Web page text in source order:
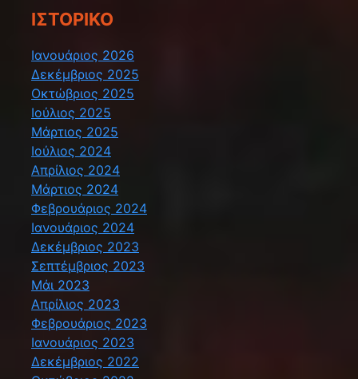
ΙΣΤΟΡΙΚΌ
Ιανουάριος 2026
Δεκέμβριος 2025
Οκτώβριος 2025
Ιούλιος 2025
Μάρτιος 2025
Ιούλιος 2024
Απρίλιος 2024
Μάρτιος 2024
Φεβρουάριος 2024
Ιανουάριος 2024
Δεκέμβριος 2023
Σεπτέμβριος 2023
Μάι 2023
Απρίλιος 2023
Φεβρουάριος 2023
Ιανουάριος 2023
Δεκέμβριος 2022